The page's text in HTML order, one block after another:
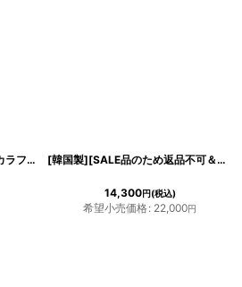
[韓国製][rinfarre]ネイビー・カラフル・ジオメトリック・Vネック・カシュクール・長袖・マキシ・ロングドレス・ラップワンピース[MIRIN着用][送料無料] [韓国製][SALE品のため返品不可＆再入荷なしの現品限り][rinfarre]ビビッドカラー・バックル・Vネック・マーメイド・ノースリーブ・インポート・ロングドレス[MIRIN着用]
14,300円(税込)
希望小売価格: 22,000円